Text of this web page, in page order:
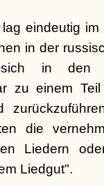
eindeutig
in der
in den
zu einem
die
Liedern
Liedgut".